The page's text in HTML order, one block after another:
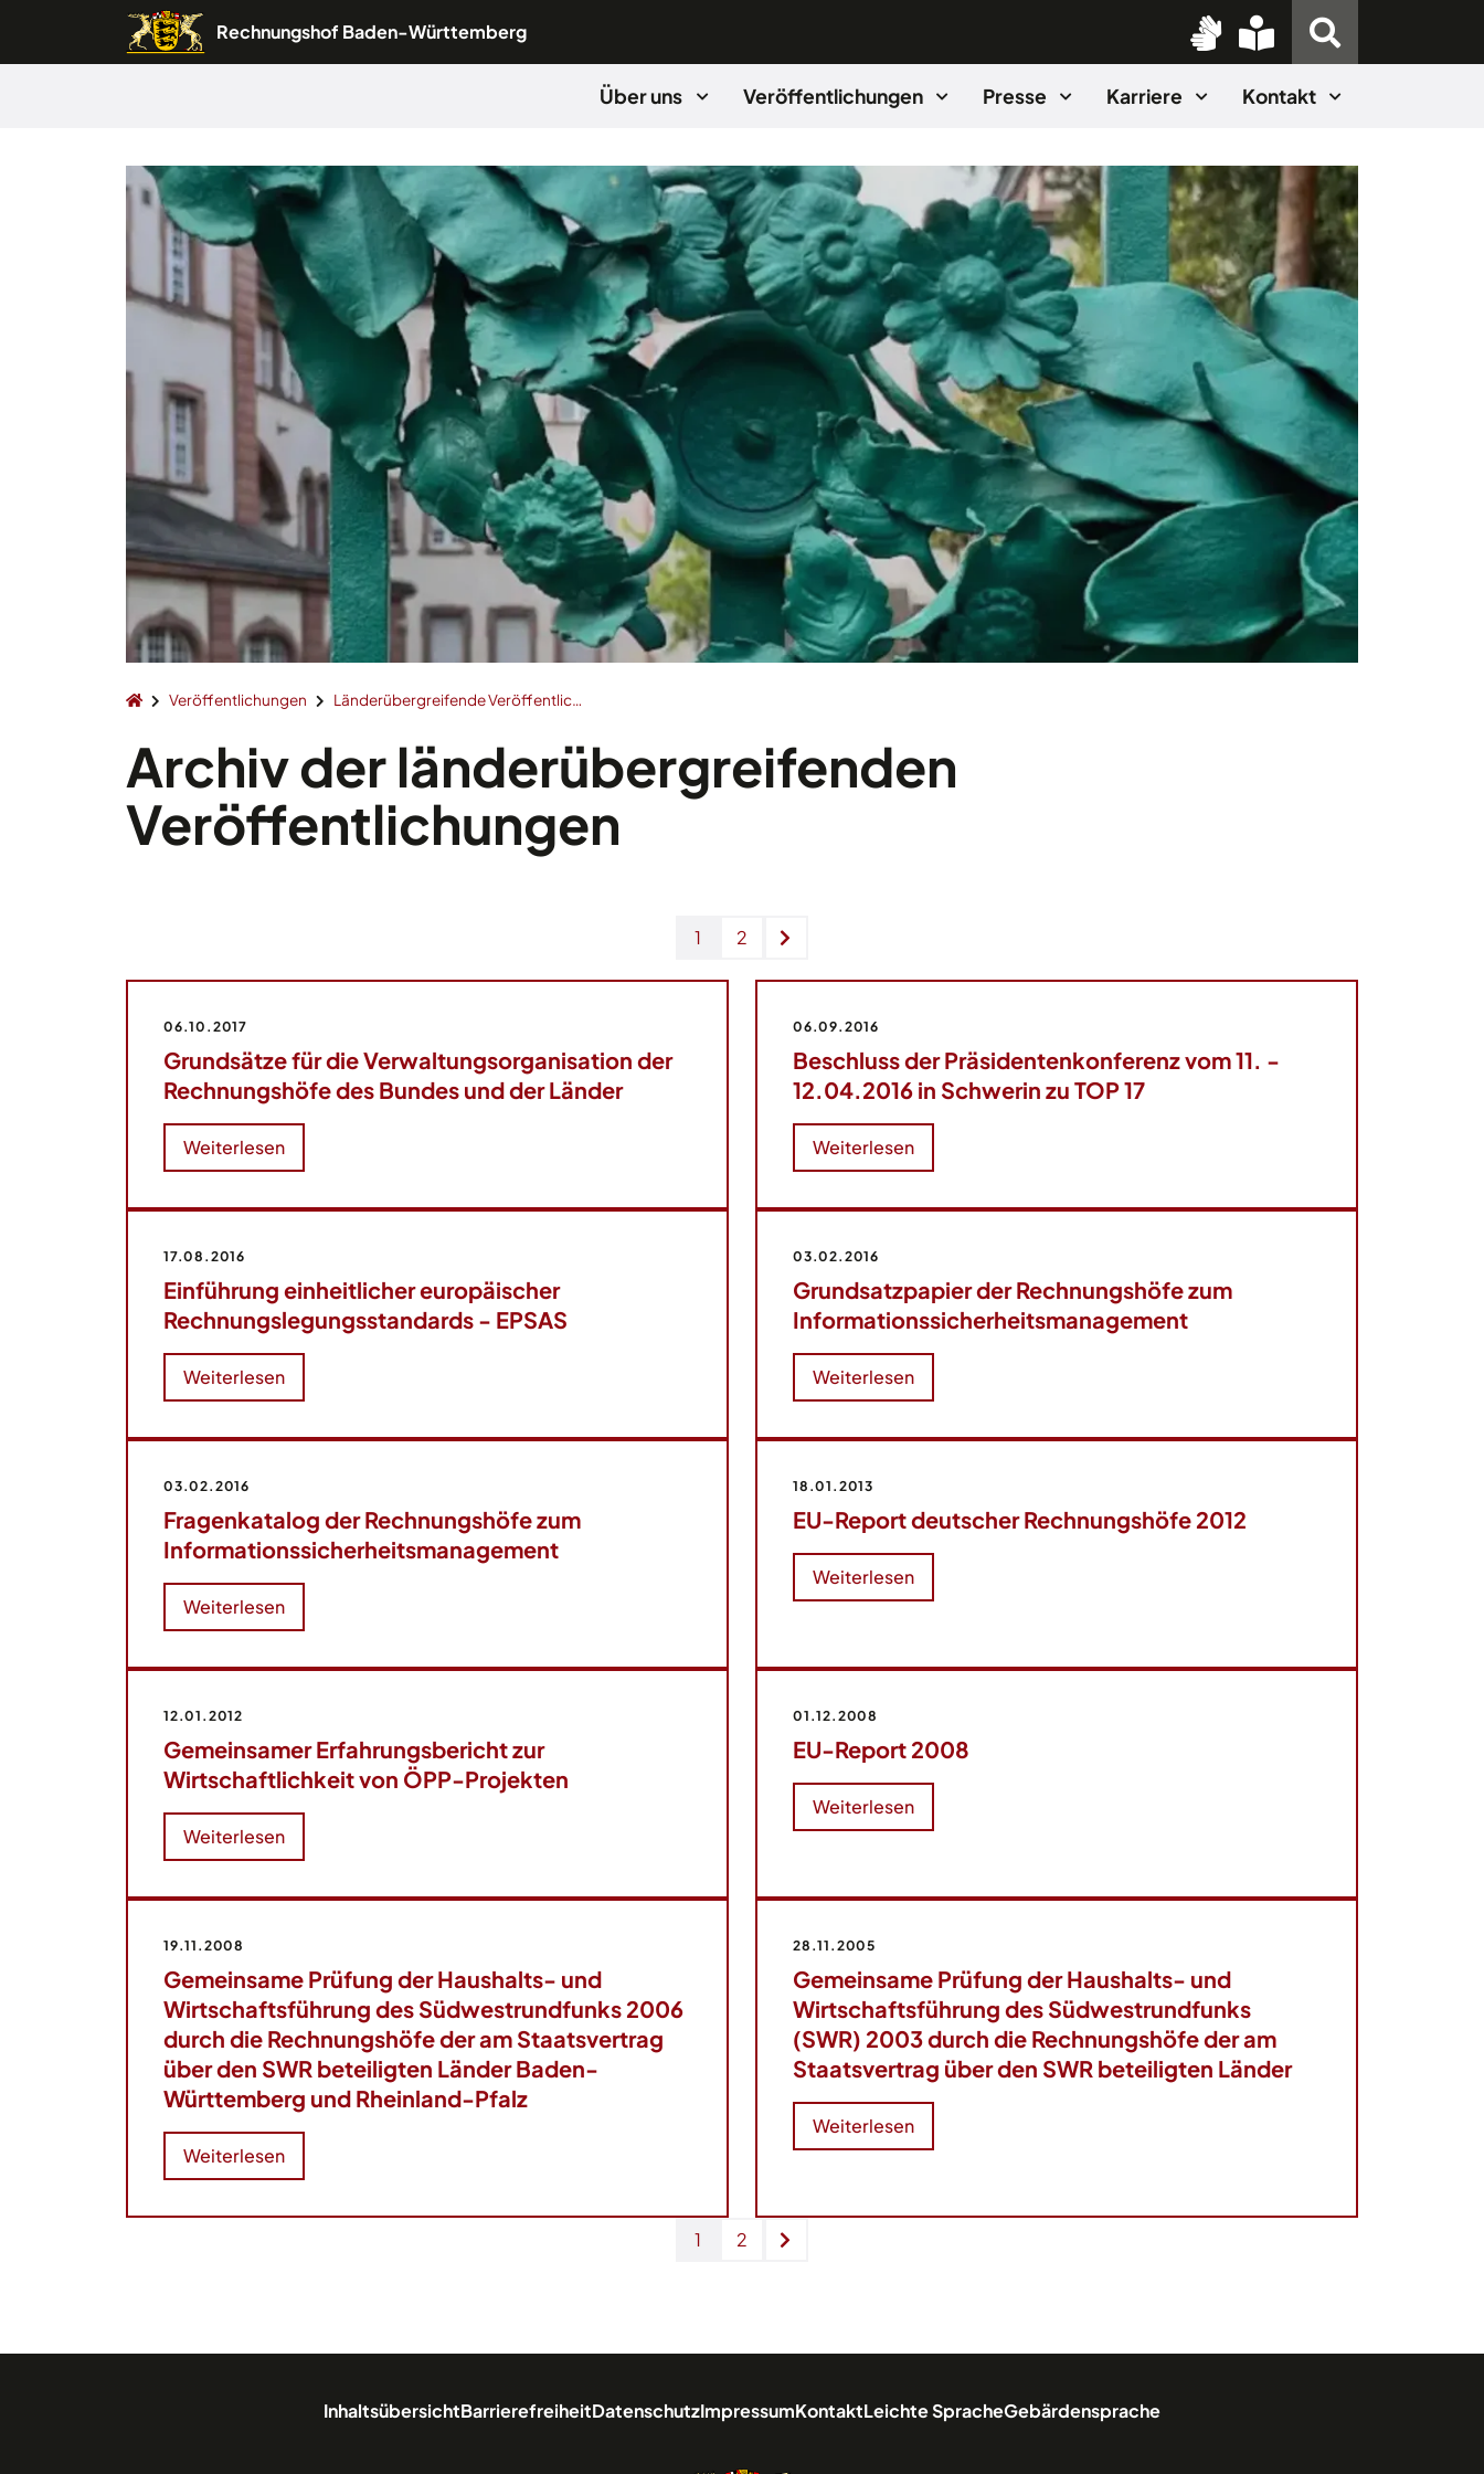
Rechnungshof Baden-Württemberg
Über uns Veröffentlichungen Presse Karriere Kontakt
Veröffentlichungen Länderübergreifende Veröffentlic…
Archiv der länderübergreifenden
Veröffentlichungen
1 2
06.10.2017
Grundsätze für die Verwaltungsorganisation der
Rechnungshöfe des Bundes und der Länder
Weiterlesen
06.09.2016
Beschluss der Präsidentenkonferenz vom 11. -
12.04.2016 in Schwerin zu TOP 17
Weiterlesen
17.08.2016
Einführung einheitlicher europäischer
Rechnungslegungsstandards - EPSAS
Weiterlesen
03.02.2016
Grundsatzpapier der Rechnungshöfe zum
Informationssicherheitsmanagement
Weiterlesen
03.02.2016
Fragenkatalog der Rechnungshöfe zum
Informationssicherheitsmanagement
Weiterlesen
18.01.2013
EU-Report deutscher Rechnungshöfe 2012
Weiterlesen
12.01.2012
Gemeinsamer Erfahrungsbericht zur
Wirtschaftlichkeit von ÖPP-Projekten
Weiterlesen
01.12.2008
EU-Report 2008
Weiterlesen
19.11.2008
Gemeinsame Prüfung der Haushalts- und
Wirtschaftsführung des Südwestrundfunks 2006
durch die Rechnungshöfe der am Staatsvertrag
über den SWR beteiligten Länder Baden-
Württemberg und Rheinland-Pfalz
Weiterlesen
28.11.2005
Gemeinsame Prüfung der Haushalts- und
Wirtschaftsführung des Südwestrundfunks
(SWR) 2003 durch die Rechnungshöfe der am
Staatsvertrag über den SWR beteiligten Länder
Weiterlesen
1 2
InhaltsübersichtBarrierefreiheitDatenschutzImpressumKontaktLeichte SpracheGebärdensprache